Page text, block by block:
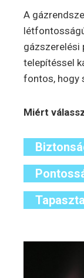
A
gázszerelési
telepítéssel
fontos, hogy
Miért